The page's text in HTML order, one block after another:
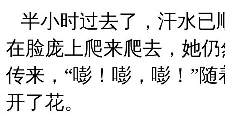
半小时过去了，汗水
在脸庞上爬来爬去，她
传来，“嘭！嘭，嘭！”
开了花。